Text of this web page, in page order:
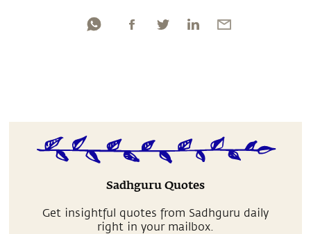
Sadhguru Quotes
Get insightful quotes from Sadhguru daily
right in your mailbox.